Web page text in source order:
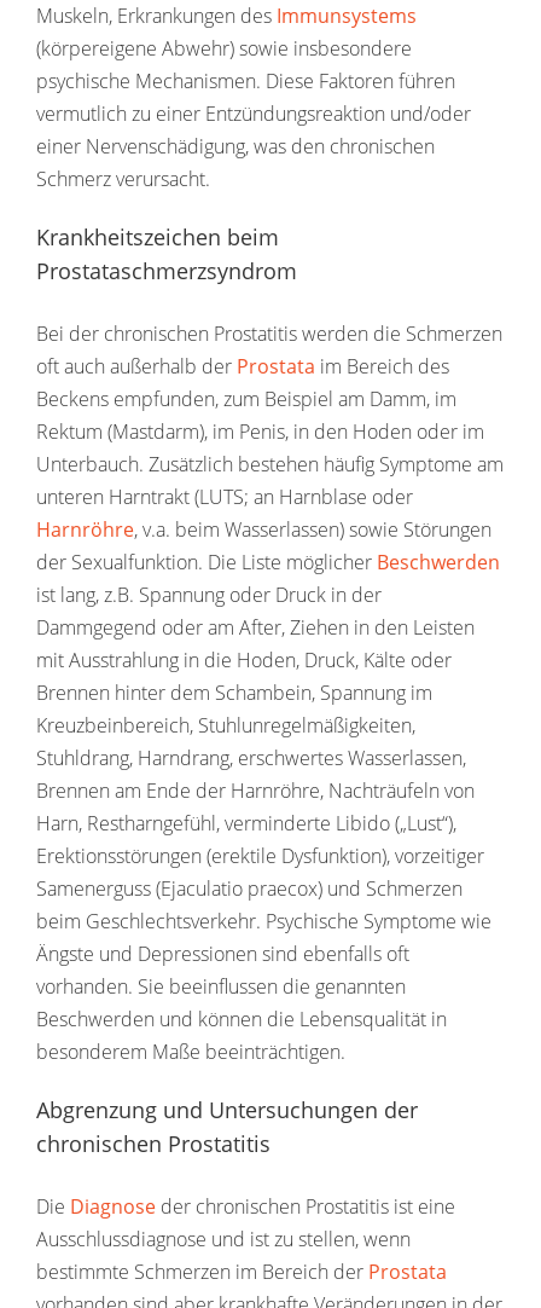
Muskeln, Erkrankungen des Immunsystems
(körpereigene Abwehr) sowie insbesondere
psychische Mechanismen. Diese Faktoren führen
vermutlich zu einer Entzündungsreaktion und/oder
einer Nervenschädigung, was den chronischen
Schmerz verursacht.
Krankheitszeichen beim
Prostataschmerzsyndrom
Bei der chronischen Prostatitis werden die Schmerzen
oft auch außerhalb der Prostata im Bereich des
Beckens empfunden, zum Beispiel am Damm, im
Rektum (Mastdarm), im Penis, in den Hoden oder im
Unterbauch. Zusätzlich bestehen häufig Symptome am
unteren Harntrakt (LUTS; an Harnblase oder
Harnröhre, v.a. beim Wasserlassen) sowie Störungen
der Sexualfunktion. Die Liste möglicher Beschwerden
ist lang, z.B. Spannung oder Druck in der
Dammgegend oder am After, Ziehen in den Leisten
mit Ausstrahlung in die Hoden, Druck, Kälte oder
Brennen hinter dem Schambein, Spannung im
Kreuzbeinbereich, Stuhlunregelmäßigkeiten,
Stuhldrang, Harndrang, erschwertes Wasserlassen,
Brennen am Ende der Harnröhre, Nachträufeln von
Harn, Restharngefühl, verminderte Libido („Lust“),
Erektionsstörungen (erektile Dysfunktion), vorzeitiger
Samenerguss (Ejaculatio praecox) und Schmerzen
beim Geschlechtsverkehr. Psychische Symptome wie
Ängste und Depressionen sind ebenfalls oft
vorhanden. Sie beeinflussen die genannten
Beschwerden und können die Lebensqualität in
besonderem Maße beeinträchtigen.
Abgrenzung und Untersuchungen der
chronischen Prostatitis
Die Diagnose der chronischen Prostatitis ist eine
Ausschlussdiagnose und ist zu stellen, wenn
bestimmte Schmerzen im Bereich der Prostata